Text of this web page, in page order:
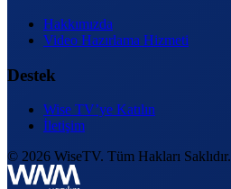
Hakkımızda
Video Hazırlama Hizmeti
Destek
Wise TV’ye Katılın
İletişim
© 2026 WiseTV. Tüm Hakları Saklıdır.